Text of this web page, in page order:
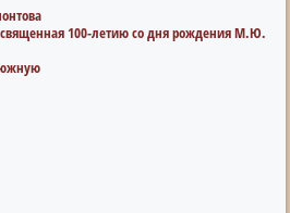
100-летию со дня рождения М.Ю.
южную